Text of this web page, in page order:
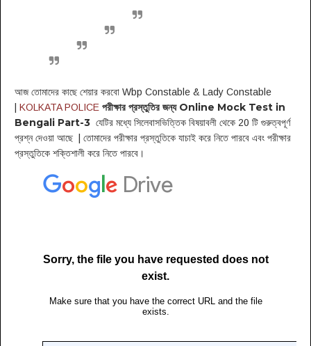
আজ তোমাদের কাছে শেয়ার করবো Wbp Constable & Lady Constable
| KOLKATA POLICE পরীক্ষার প্রস্তুতির জন্য Online Mock Test in
Bengali Part-3 যেটির মধ্যে সিলেবাসভিত্তিক বিষয়াবলী থেকে 20 টি গুরুত্বপূর্ণ
প্রশ্ন দেওয়া আছে | তোমাদের পরীক্ষার প্রস্তুতিকে যাচাই করে নিতে পারবে এবং পরীক্ষার
প্রস্তুতিকে শক্তিশালী করে নিতে পারবে।